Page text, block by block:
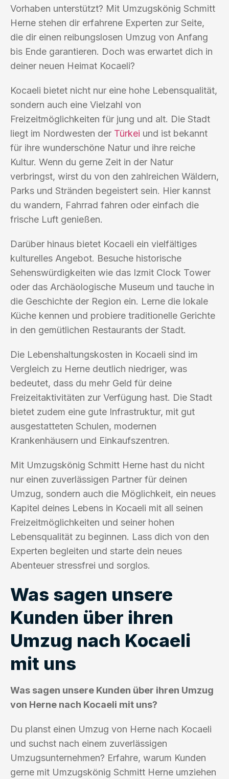
Vorhaben unterstützt? Mit Umzugskönig Schmitt
Herne stehen dir erfahrene Experten zur Seite,
die dir einen reibungslosen Umzug von Anfang
bis Ende garantieren. Doch was erwartet dich in
deiner neuen Heimat Kocaeli?
Kocaeli bietet nicht nur eine hohe Lebensqualität,
sondern auch eine Vielzahl von
Freizeitmöglichkeiten für jung und alt. Die Stadt
liegt im Nordwesten der Türkei und ist bekannt
für ihre wunderschöne Natur und ihre reiche
Kultur. Wenn du gerne Zeit in der Natur
verbringst, wirst du von den zahlreichen Wäldern,
Parks und Stränden begeistert sein. Hier kannst
du wandern, Fahrrad fahren oder einfach die
frische Luft genießen.
Darüber hinaus bietet Kocaeli ein vielfältiges
kulturelles Angebot. Besuche historische
Sehenswürdigkeiten wie das Izmit Clock Tower
oder das Archäologische Museum und tauche in
die Geschichte der Region ein. Lerne die lokale
Küche kennen und probiere traditionelle Gerichte
in den gemütlichen Restaurants der Stadt.
Die Lebenshaltungskosten in Kocaeli sind im
Vergleich zu Herne deutlich niedriger, was
bedeutet, dass du mehr Geld für deine
Freizeitaktivitäten zur Verfügung hast. Die Stadt
bietet zudem eine gute Infrastruktur, mit gut
ausgestatteten Schulen, modernen
Krankenhäusern und Einkaufszentren.
Mit Umzugskönig Schmitt Herne hast du nicht
nur einen zuverlässigen Partner für deinen
Umzug, sondern auch die Möglichkeit, ein neues
Kapitel deines Lebens in Kocaeli mit all seinen
Freizeitmöglichkeiten und seiner hohen
Lebensqualität zu beginnen. Lass dich von den
Experten begleiten und starte dein neues
Abenteuer stressfrei und sorglos.
Was sagen unsere
Kunden über ihren
Umzug nach Kocaeli
mit uns
Was sagen unsere Kunden über ihren Umzug
von Herne nach Kocaeli mit uns?
Du planst einen Umzug von Herne nach Kocaeli
und suchst nach einem zuverlässigen
Umzugsunternehmen? Erfahre, warum Kunden
gerne mit Umzugskönig Schmitt Herne umziehen